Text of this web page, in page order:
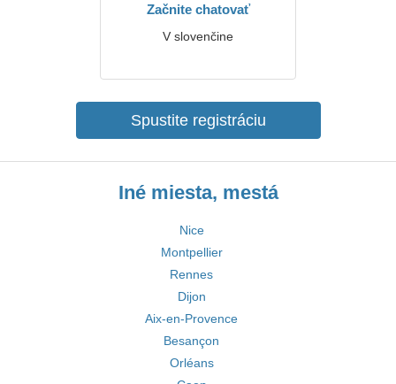
Začnite chatovať
V slovenčine
Spustite registráciu
Iné miesta, mestá
Nice
Montpellier
Rennes
Dijon
Aix-en-Provence
Besançon
Orléans